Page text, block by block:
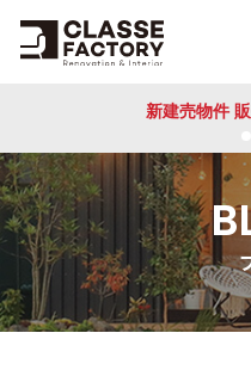
新建売物件